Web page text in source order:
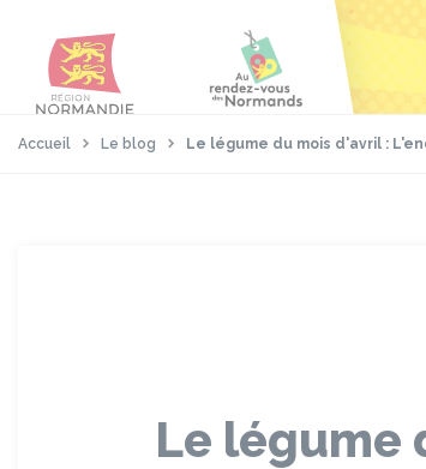
contenu
principal
page
Accueil Le blog Le légume du mois d'avril :
Le légume